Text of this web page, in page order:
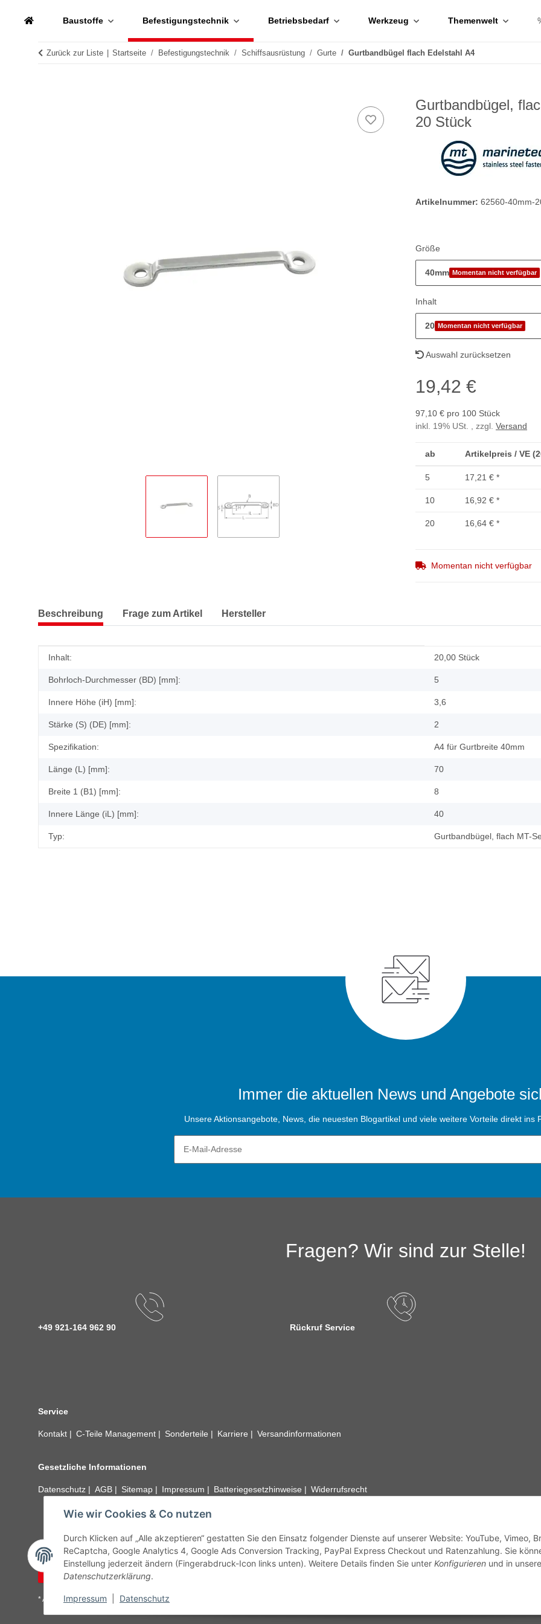
Wie wir Cookies & Co nutzen
Durch Klicken auf „Alle akzeptieren“ gestatten Sie den Einsatz folgender Dienste auf unserer Website: YouTube, Vimeo,
ReCaptcha, Google Analytics 4, Google Ads Conversion Tracking, PayPal Express Checkout und Ratenzahlung. Sie
Einstellung jederzeit ändern (Fingerabdruck-Icon links unten). Weitere Details finden Sie unter Konfigurieren und in
Datenschutzerklärung.
Impressum Datenschutz
Baustoffe Befestigungstechnik Betriebsbedarf Werkzeug Themenwelt
Zurück zur Liste Startseite Befestigungstechnik Schiffsausrüstung Gurte Gurtbandbügel flach Edelstahl A4
Gurtbandbügel,
20 Stück
Artikelnummer: 62560-40mm-
Größe
40mm Momentan nicht verfügbar
Inhalt
20 Momentan nicht verfügbar
Auswahl zurücksetzen
19,42 €
97,10 € pro 100 Stück
inkl. 19% USt. , zzgl. Versand
ab Artikelpreis / VE
5 17,21 € *
10 16,92 € *
20 16,64 € *
Momentan nicht verfügbar
Beschreibung Frage zum Artikel Hersteller
Produkteigenschaft
Wert
Inhalt: 20,00 Stück
Bohrloch-Durchmesser (BD) [mm]: 5
Innere Höhe (iH) [mm]: 3,6
Stärke (S) (DE) [mm]: 2
Spezifikation: A4 für Gurtbreite 40mm
Länge (L) [mm]: 70
Breite 1 (B1) [mm]: 8
Innere Länge (iL) [mm]: 40
Typ: Gurtbandbügel, flach MT-
Immer die aktuellen News und Angebote
Unsere Aktionsangebote, News, die neuesten Blogartikel und viele weitere Vorteile direkt ins
Fragen? Wir sind zur Stelle!
+49 921-164 962 90 Rückruf Service
Service
Kontakt C-Teile Management Sonderteile Karriere Versandinformationen
Gesetzliche Informationen
Datenschutz AGB Sitemap Impressum Batteriegesetzhinweise Widerrufsrecht
unseren Kundenservice. Abbildungen der Artikel können beispielhaft sein und vom
Vertrag widerrufen
* Alle Preise inkl. gesetzlicher USt., zzgl.